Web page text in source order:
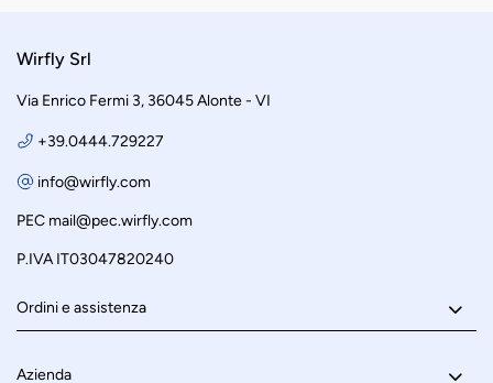
Wirfly Srl
Via Enrico Fermi 3, 36045 Alonte - VI
+39.0444.729227
info@wirfly.com
PEC mail@pec.wirfly.com
P.IVA IT03047820240
Ordini e assistenza
Azienda